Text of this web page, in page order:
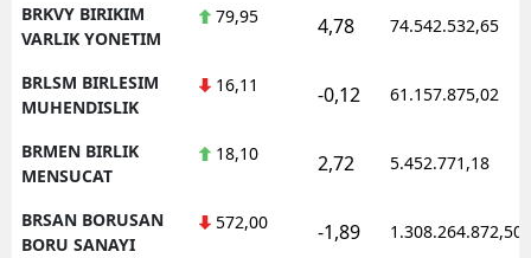
BRKVY BIRIKIM
VARLIK YONETIM
79,95 4,78 74.542.532,65
BRLSM BIRLESIM
MUHENDISLIK
16,11 -0,12 61.157.875,02
BRMEN BIRLIK
MENSUCAT
18,10 2,72 5.452.771,18
BRSAN BORUSAN
BORU SANAYI
572,00 -1,89 1.308.264.872,50